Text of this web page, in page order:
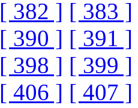
[ 382 ] [ 383 ]
[ 390 ] [ 391 ]
[ 398 ] [ 399 ]
[ 406 ] [ 407 ]